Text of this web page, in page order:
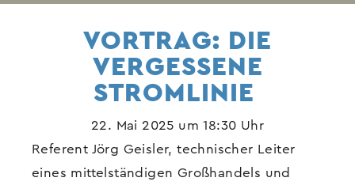
VORTRAG: DIE
VERGESSENE
STROMLINIE
22. Mai 2025 um 18:30 Uhr
Referent Jörg Geisler, technischer Leiter
eines mittelständigen Großhandels und